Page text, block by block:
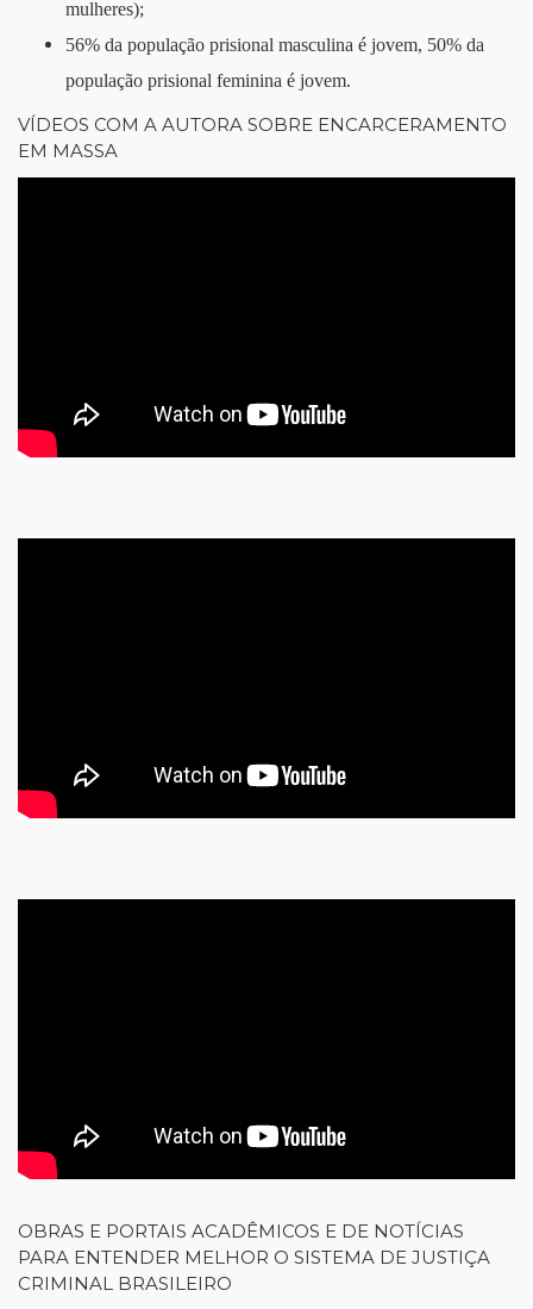
mulheres);
56% da população prisional masculina é jovem, 50% da
população prisional feminina é jovem.
VÍDEOS COM A AUTORA SOBRE ENCARCERAMENTO
EM MASSA
OBRAS E PORTAIS ACADÊMICOS E DE NOTÍCIAS
PARA ENTENDER MELHOR O SISTEMA DE JUSTIÇA
CRIMINAL BRASILEIRO